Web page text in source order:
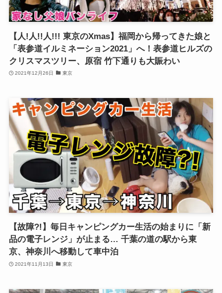
【人!人!!人!!! 東京のXmas】福岡から帰ってきた娘と
「表参道イルミネーション2021」へ！表参道ヒルズの
クリスマスツリー、原宿 竹下通りも大賑わい
2021年12月26日 東京
【故障?!】毎日キャンピングカー生活の始まりに「新
品の電子レンジ」が止まる… 千葉の道の駅から東
京、神奈川へ移動して車中泊
2021年11月13日 東京